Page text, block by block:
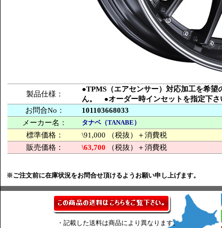
製品仕様：
●TPMS（エアセンサー）対応加工を希
ん。 ●オーダー時インセットを指定下
お問合No：
101103668033
メーカー名：
タナベ（TANABE）
標準価格：
\91,000 （税抜）＋消費税
販売価格：
\63,700 （税抜）＋消費税
※ご注文前に在庫状況をお問合せ頂けるようお願い申し上げます。
・記載した送料は商品により異なります。